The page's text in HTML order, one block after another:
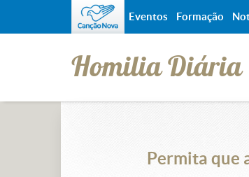
Homilia Diária
Permita que
Eventos Formação